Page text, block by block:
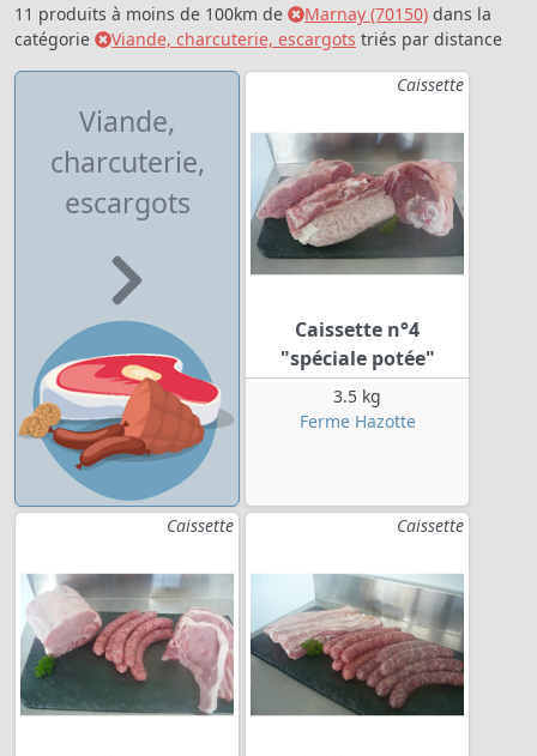
11 produits à moins de 100km de Marnay (70150) dans la
catégorie
Viande, charcuterie, escargots triés par distance
Viande,
charcuterie,
escargots
Caissette
Caissette n°4
"spéciale potée"
3.5 kg
Ferme Hazotte
Caissette Caissette